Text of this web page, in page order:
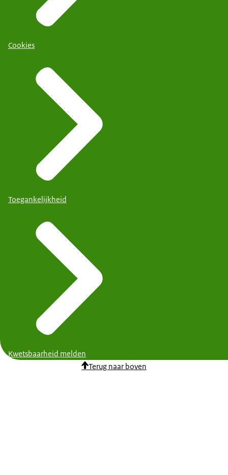
Cookies
Toegankelijkheid
Kwetsbaarheid melden
Terug naar boven